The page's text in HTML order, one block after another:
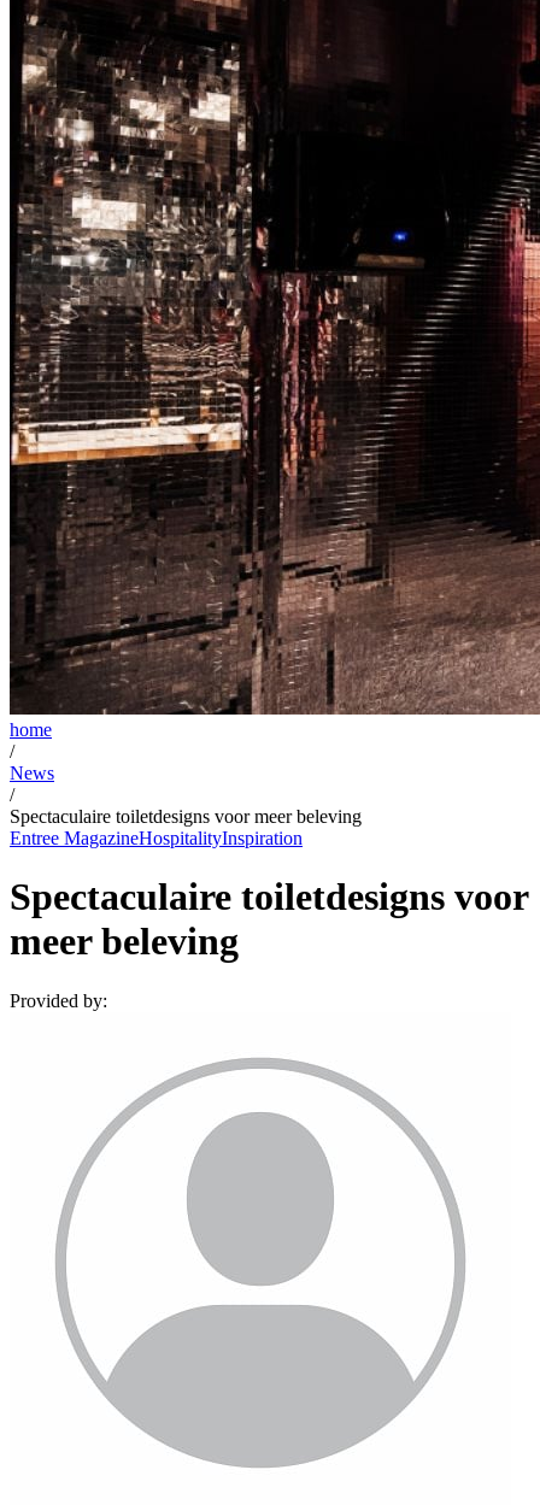
home
/
News
/
Spectaculaire toiletdesigns voor meer beleving
Entree MagazineHospitalityInspiration
Spectaculaire toiletdesigns voor
meer beleving
Provided by: